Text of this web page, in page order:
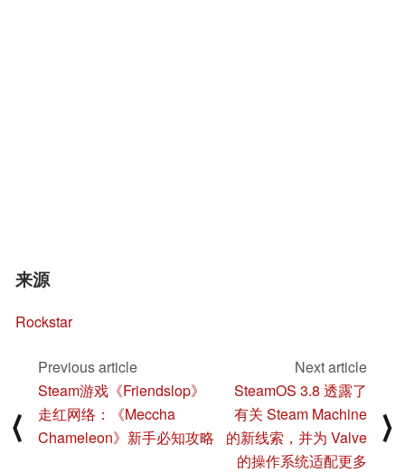
来源
Rockstar
⟨
Previous article
Steam游戏《Friendslop》
走红网络：《Meccha
Chameleon》新手必知攻略
Next article
SteamOS 3.8 透露了
有关 Steam Machine
的新线索，并为 Valve
的操作系统适配更多
⟩